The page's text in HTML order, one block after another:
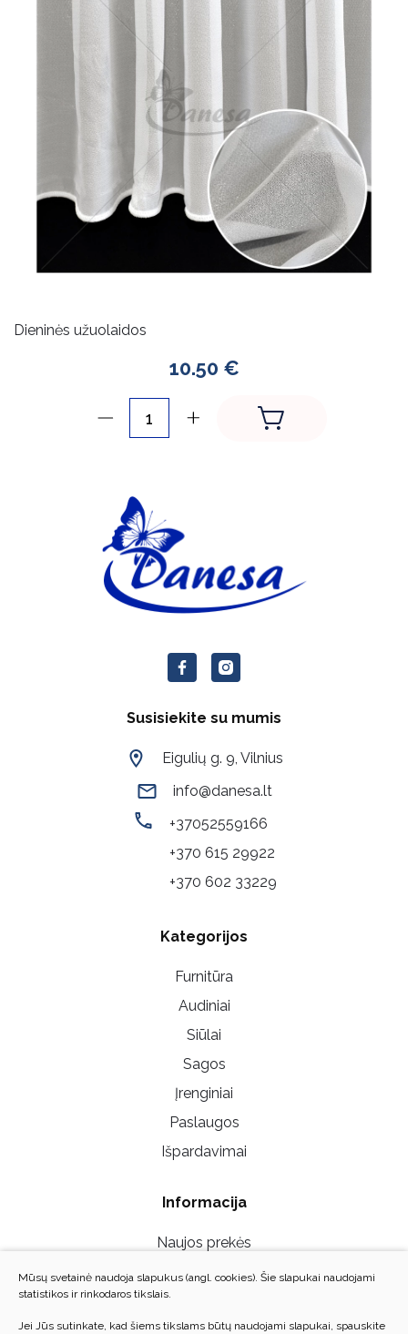
Dieninės užuolaidos
10.50 €
Susisiekite su mumis
Eigulių g. 9, Vilnius
info@danesa.lt
+37052559166
+370 615 29922
+370 602 33229
Kategorijos
Furnitūra
Audiniai
Siūlai
Sagos
Įrenginiai
Paslaugos
Išpardavimai
Informacija
Naujos prekės
Mūsų parduotuvės
Susisiekite su mumis
Privatumo politika
Mūsų svetainė naudoja slapukus (angl. cookies). Šie slapukai naudojami
statistikos ir rinkodaros tikslais.
Jei Jūs sutinkate, kad šiems tikslams būtų naudojami slapukai, spauskite